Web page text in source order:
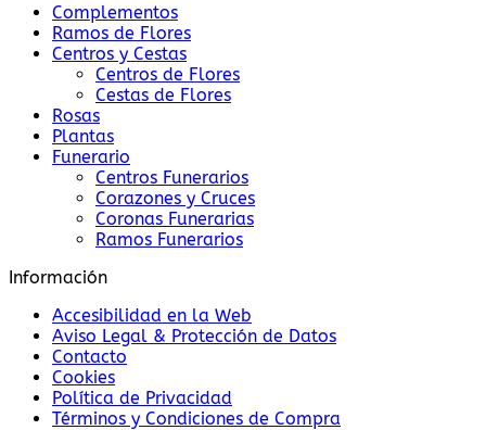
Complementos
Ramos de Flores
Centros y Cestas
Centros de Flores
Cestas de Flores
Rosas
Plantas
Funerario
Centros Funerarios
Corazones y Cruces
Coronas Funerarias
Ramos Funerarios
Información
Accesibilidad en la Web
Aviso Legal & Protección de Datos
Contacto
Cookies
Política de Privacidad
Términos y Condiciones de Compra